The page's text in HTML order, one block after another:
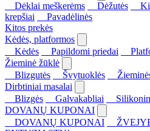
Dėklai meškerėms
Dėžutės
krepšiai
Pavadėlinės
Kitos prekės
Kėdės, platformos
Kėdės
Papildomi priedai
Žieminė žūklė
Blizgutės
Švytuoklės
Dirbtiniai masalai
Blizgės
Galvakabliai
DOVANŲ KUPONAI
DOVANŲ KUPONAI